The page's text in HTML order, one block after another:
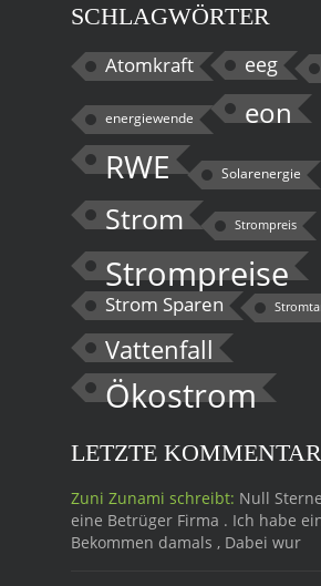
SCHLAGWÖRTER
Atomkraft eeg
energiewende eon
RWE Solarenergie
Strom Strompreis
Strompreise
Strom Sparen
Vattenfall
Ökostrom
LETZTE
Zuni Zunami schreibt: Null
eine Betrüger Firma . Ich habe
Bekommen damals , Dabei wur